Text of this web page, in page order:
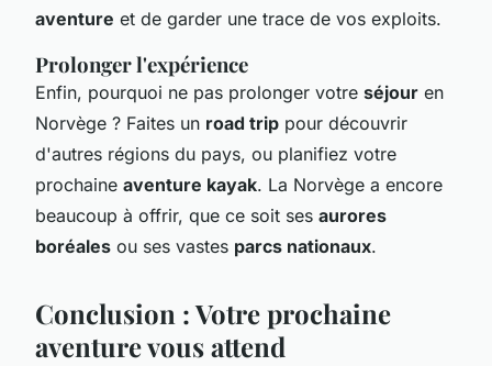
aventure et de garder une trace de vos exploits.
Prolonger l'expérience
Enfin, pourquoi ne pas prolonger votre séjour en
Norvège ? Faites un road trip pour découvrir
d'autres régions du pays, ou planifiez votre
prochaine aventure kayak. La Norvège a encore
beaucoup à offrir, que ce soit ses aurores
boréales ou ses vastes parcs nationaux.
Conclusion : Votre prochaine
aventure vous attend